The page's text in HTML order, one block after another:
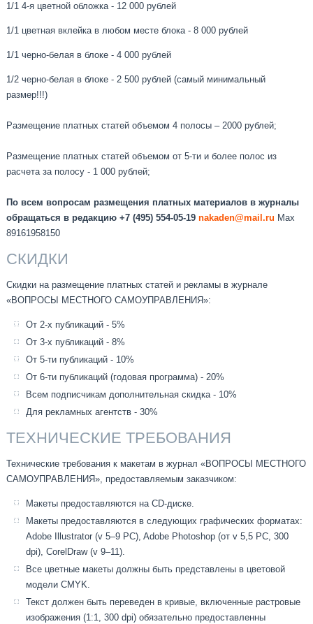
1/1 4-я цветной обложка - 12 000 рублей
1/1 цветная вклейка в любом месте блока - 8 000 рублей
1/1 черно-белая в блоке - 4 000 рублей
1/2 черно-белая в блоке - 2 500 рублей (самый минимальный
размер!!!)
Размещение платных статей объемом 4 полосы – 2000 рублей;
Размещение платных статей объемом от 5-ти и более полос из
расчета за полосу - 1 000 рублей;
По всем вопросам размещения платных материалов в журналы
обращаться в редакцию +7 (495) 554-05-19nakaden@mail.ru Max
89161958150
СКИДКИ
Скидки на размещение платных статей и рекламы в журнале
«ВОПРОСЫ МЕСТНОГО САМОУПРАВЛЕНИЯ»:
От 2-х публикаций - 5%
От 3-х публикаций - 8%
От 5-ти публикаций - 10%
От 6-ти публикаций (годовая программа) - 20%
Всем подписчикам дополнительная скидка - 10%
Для рекламных агентств - 30%
ТЕХНИЧЕСКИЕ ТРЕБОВАНИЯ
Технические требования к макетам в журнал «ВОПРОСЫ МЕСТНОГО
САМОУПРАВЛЕНИЯ», предоставляемым заказчиком:
Макеты предоставляются на CD-диске.
Макеты предоставляются в следующих графических форматах:
Adobe Illustrator (v 5–9 PC), Adobe Photoshop (от v 5,5 PC, 300
dpi), CorelDraw (v 9–11).
Все цветные макеты должны быть представлены в цветовой
модели CMYK.
Текст должен быть переведен в кривые, включенные растровые
изображения (1:1, 300 dpi) обязательно предоставленны